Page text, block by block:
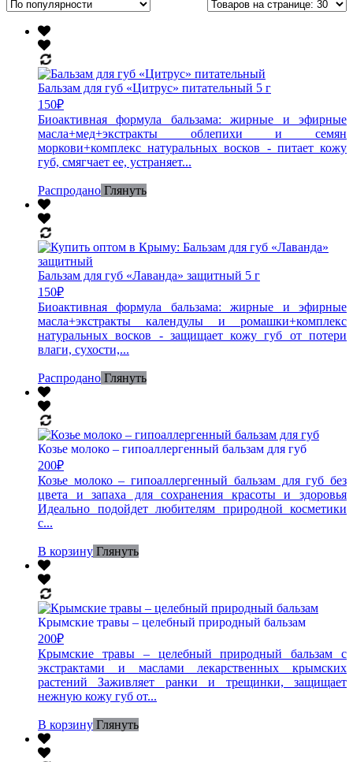
Бальзам для губ «Цитрус» питательный 5 г
150₽
Биоактивная формула бальзама: жирные и эфирные
масла+мед+экстракты облепихи и семян
моркови+комплекс натуральных восков - питает кожу
губ, смягчает ее, устраняет...
Распродано Глянуть
Бальзам для губ «Лаванда» защитный 5 г
150₽
Биоактивная формула бальзама: жирные и эфирные
масла+экстракты календулы и ромашки+комплекс
натуральных восков - защищает кожу губ от потери
влаги, сухости,...
Распродано Глянуть
Козье молоко – гипоаллергенный бальзам для губ
200₽
Козье молоко – гипоаллергенный бальзам для губ без
цвета и запаха для сохранения красоты и здоровья
Идеально подойдет любителям природной косметики
с...
В корзину Глянуть
Крымские травы – целебный природный бальзам
200₽
Крымские травы – целебный природный бальзам с
экстрактами и маслами лекарственных крымских
растений Заживляет ранки и трещинки, защищает
нежную кожу губ от...
В корзину Глянуть